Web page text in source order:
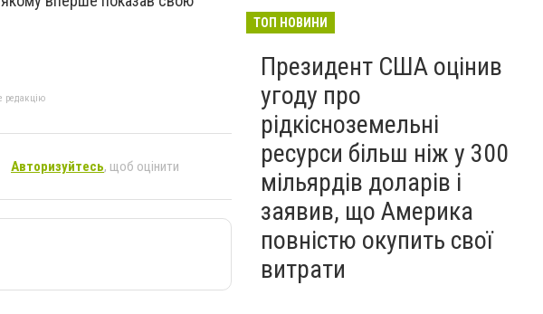
редакцію
Авторизуйтесь, щоб оцінити
окупить свої витрати
ТОП НОВИНИ
Президент США оцінив
угоду про
рідкісноземельні
ресурси більш ніж у 300
мільярдів доларів і
заявив, що Америка
повністю окупить свої
витрати